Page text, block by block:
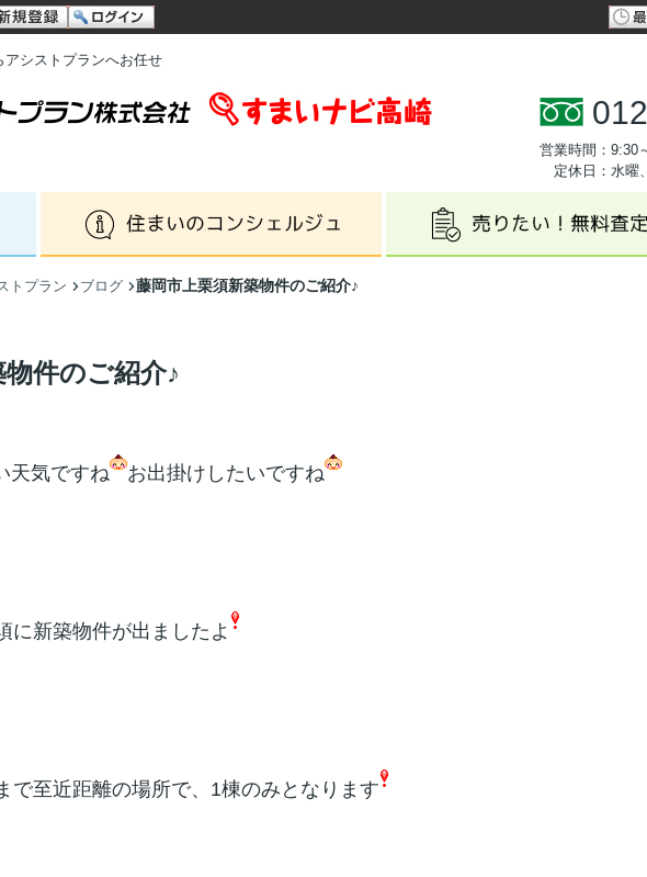
シストプランへお任せ
営業時間：9:30
定休日：水曜
トプラン ブログ 藤岡市上栗須新築物件のご紹介♪
件のご紹介♪
天気ですね お出掛けしたいですね
に新築物件が出ましたよ
で至近距離の場所で、1棟のみとなります